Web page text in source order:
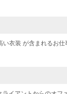
い衣装 が含まれるお